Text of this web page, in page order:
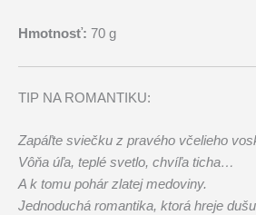
Hmotnosť: 70 g
TIP NA ROMANTIKU:
Zapáľte sviečku z pravého včelieho
Vôňa úľa, teplé svetlo, chvíľa ticha…
A k tomu pohár zlatej medoviny.
Jednoduchá romantika, ktorá hreje